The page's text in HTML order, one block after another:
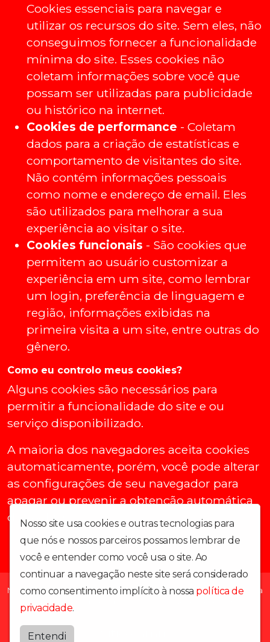
Cookies essenciais para navegar e
utilizar os recursos do site. Sem eles, não
conseguimos fornecer a funcionalidade
mínima do site. Esses cookies não
coletam informações sobre você que
possam ser utilizadas para publicidade
ou histórico na internet.
Cookies de performance - Coletam
dados para a criação de estatísticas e
comportamento de visitantes do site.
Não contém informações pessoais
como nome e endereço de email. Eles
são utilizados para melhorar a sua
experiência ao visitar o site.
Cookies funcionais - São cookies que
permitem ao usuário customizar a
experiência em um site, como lembrar
um login, preferência de linguagem e
região, informações exibidas na
primeira visita a um site, entre outras do
gênero.
Como eu controlo meus cookies?
Alguns cookies são necessários para
permitir a funcionalidade do site e ou
serviço disponibilizado.
A maioria dos navegadores aceita cookies
automaticamente, porém, você pode alterar
as configurações de seu navegador para
apagar ou prevenir a obtenção automática
de cookies.
Nosso site usa cookies e outras tecnologias para
que nós e nossos parceiros possamos lembrar de
você e entender como você usa o site. Ao
continuar a navegação neste site será considerado
como consentimento implícito à nossa política de
privacidade.
Entendi
Nosso canal de comunicação direta e disponível online para ser a
voz dos trabalhadores das categorias que representamos.